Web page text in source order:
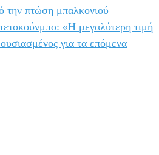
την πτώση μπαλκονιού
«Η μεγαλύτερη τιμή
για τα επόμενα